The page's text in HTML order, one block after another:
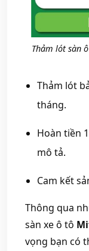
Thảm lót sàn
Thảm lót
tháng.
Hoàn tiền
mô tả.
Cam kết
Thông qua
sàn xe ô tô
vọng bạn có